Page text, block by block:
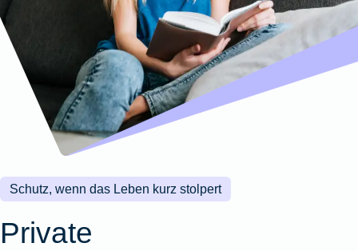
Wohnungsschutzbrief
Produktübersicht
Gewässerschadenhaftpflicht
Zur
Produktübersicht
Produktübersicht
Reisehaftpflichtversicherung
Reiserücktrittsversicherung
Zur
Produktübersicht
Produktübersicht
Produktübersicht
Produktübersicht
Montageversicherung
Produktübersicht
Gruppenunfall für
Betriebe
Gruppenunfall für
Vereine
Produktübersicht
Kunstversicherung
Ausstellungsversicherung
Valorenversicherung
Oldtimersammlungsversicherung
Zur
Schutz, wenn das Leben kurz stolpert
Private